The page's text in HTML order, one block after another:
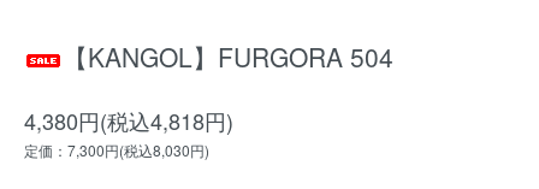
【KANGOL】FURGORA 504
4,380円(税込4,818円)
定価：7,300円(税込8,030円)